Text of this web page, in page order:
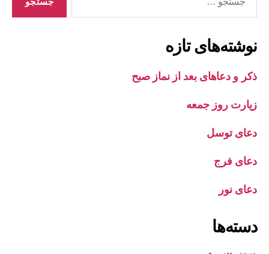
نوشته‌های تازه
ذکر و دعاهای بعد از نماز صبح
زیارت روز جمعه
دعای توسل
دعای فرج
دعای نور
دسته‌ها